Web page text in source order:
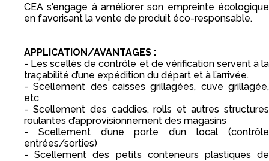
CEA s'engage à améliorer son empreinte écologique
en favorisant la vente de produit éco-responsable.
APPLICATION/AVANTAGES :
- Les scellés de contrôle et de vérification servent à la
traçabilité d’une expédition du départ et à l’arrivée.
- Scellement des caisses grillagées, cuve grillagée,
etc
- Scellement des caddies, rolls et autres structures
roulantes d’approvisionnement des magasins
- Scellement d’une porte d’un local (contrôle
entrées/sorties)
- Scellement des petits conteneurs plastiques de